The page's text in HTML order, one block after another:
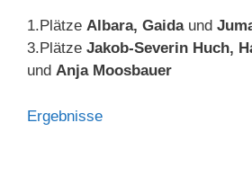
1.Plätze Albara, Gaida und
3.Plätze Jakob-Severin Huch,
und Anja Moosbauer
Ergebnisse